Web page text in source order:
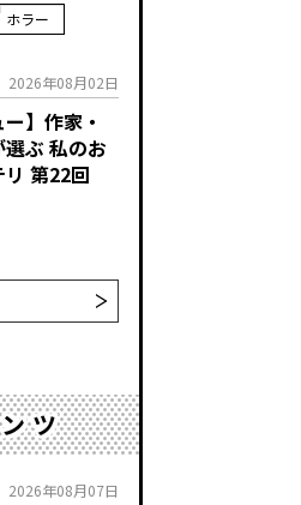
ホラー
2026年08月02日
ー】作家・
ぶ 私のお
第22回
ツ
2026年08月07日